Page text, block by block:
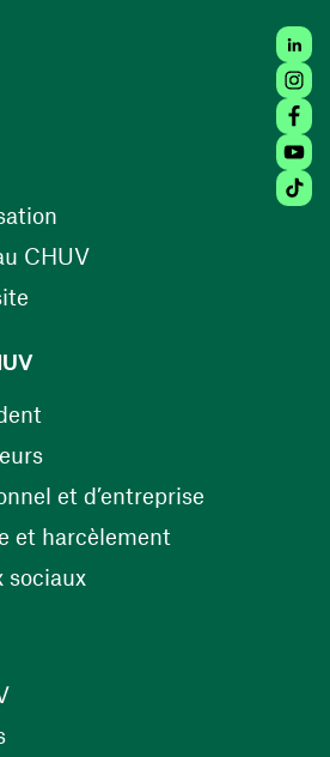
in a new window)
(opens in a new window)
CHUV(opens in a new
(opens in a new window)
et d’entreprise
et harcèlement
sociaux(opens in a new
(opens in a new window)
(opens in a new window)